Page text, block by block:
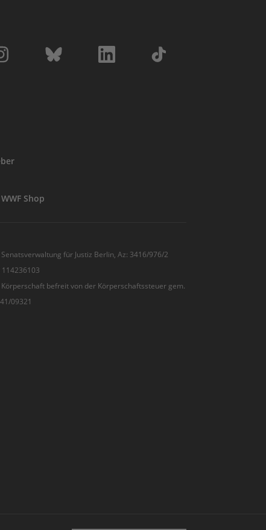
WWF Shop
für Justiz Berlin, Az: 3416/976/2
befreit von der Körperschaftssteuer gem.
09321